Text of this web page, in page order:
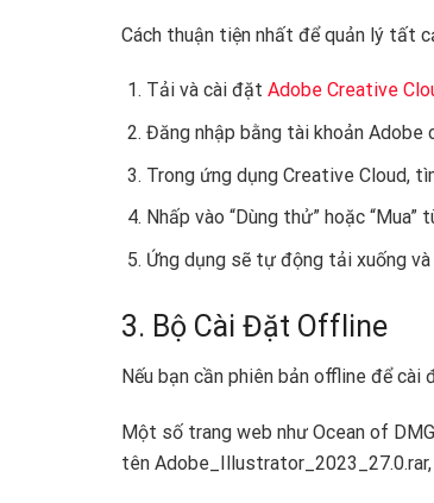
Cách thuận tiện nhất để quản lý tất
Tải và cài đặt Adobe Creative
Đăng nhập bằng tài khoản Adobe
Trong ứng dụng Creative Cloud,
Nhấp vào “Dùng thử” hoặc
Ứng dụng sẽ tự động tải xuống
3. Bộ Cài Đặt Offline
Nếu bạn cần phiên bản offline để
Một số trang web như Ocean of
tên